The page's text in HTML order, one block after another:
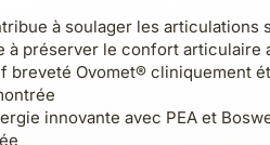
à soulager les articulations
à préserver le confort articulaire
breveté Ovomet® cliniquement
innovante avec PEA et